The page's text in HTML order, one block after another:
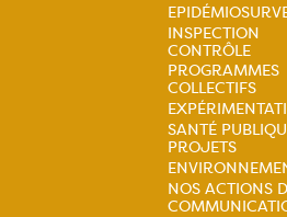
INSPECTION
CONTRÔLE
PROGRAMMES
COLLECTIFS
SANTÉ
PROJETS
NOS ACTIONS